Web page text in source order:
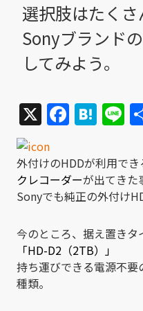
選択肢はたく
Sonyブランド
してみよう。
X
外付けのHDDが利用でき
クレコーダーが出てきた
Sonyでも純正の外付け
今のところ、据え置きタ
「HD-D2（2TB）」
持ち運びできる電源不要
種類。